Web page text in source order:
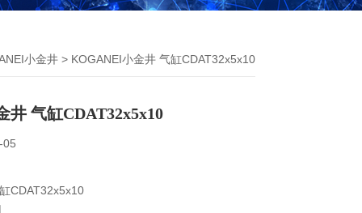
小金井 > KOGANEI小金井 气缸CDAT32x5x10
井 气缸CDAT32x5x10
05
CDAT32x5x10